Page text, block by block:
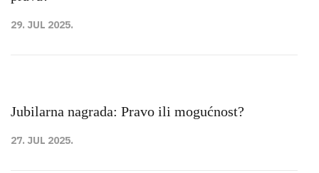
29. JUL 2025.
Jubilarna nagrada: Pravo ili mogućnost?
27. JUL 2025.